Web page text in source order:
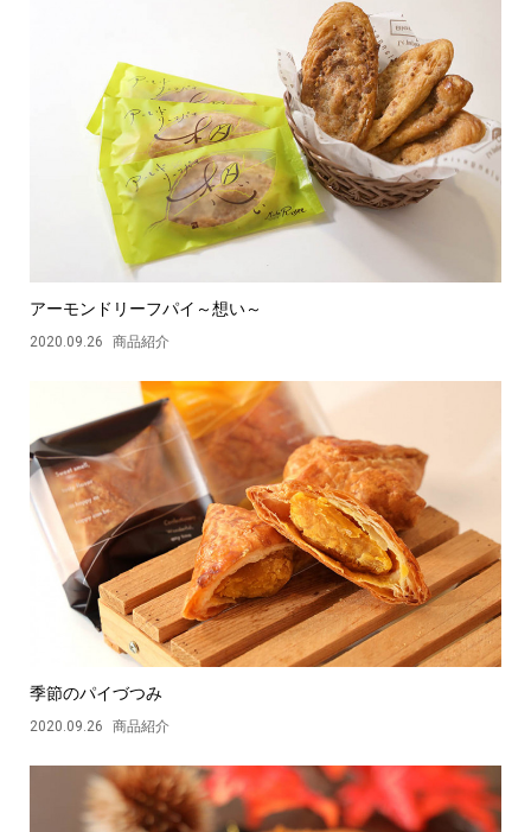
アーモンドリーフパイ～想い～
2020.09.26 商品紹介
季節のパイづつみ
2020.09.26 商品紹介